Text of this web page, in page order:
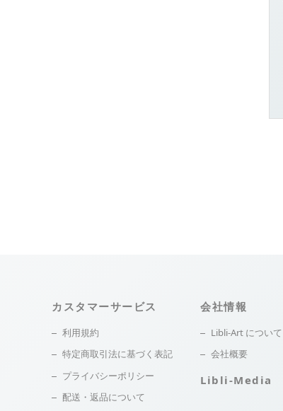
カスタマーサービス
利用規約
特定商取引法に基づく表記
プライバシーポリシー
配送・返品について
会社情報
Libli-Art について
会社概要
Libli-Media